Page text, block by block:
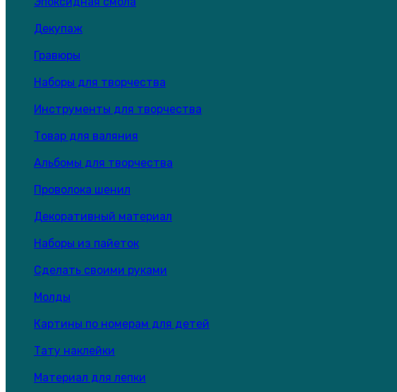
Декупаж
Гравюры
Наборы для творчества
Инструменты для творчества
Товар для валяния
Альбомы для творчества
Проволока шенил
Декоративный материал
Наборы из пайеток
Сделать своими руками
Молды
Картины по номерам для детей
Тату наклейки
Материал для лепки